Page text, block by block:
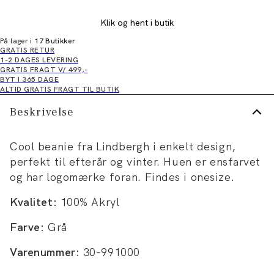
Klik og hent i butik
På lager i 17 Butikker
GRATIS RETUR
1-2 DAGES LEVERING
GRATIS FRAGT V/ 499,-
BYT I 365 DAGE
ALTID GRATIS FRAGT TIL BUTIK
Beskrivelse
Cool beanie fra Lindbergh i enkelt design,
perfekt til efterår og vinter. Huen er ensfarvet
og har logomærke foran. Findes i onesize.
Kvalitet: 100% Akryl
Farve: Grå
Varenummer: 30-991000